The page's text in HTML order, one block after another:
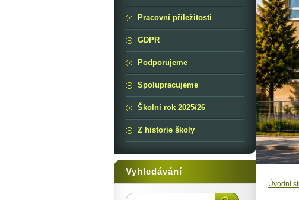
Úvodní
Pracovní příležitosti
GDPR
Podporujeme
Spolupracujeme
Školní rok 2025/26
Z historie školy
Vyhledávání